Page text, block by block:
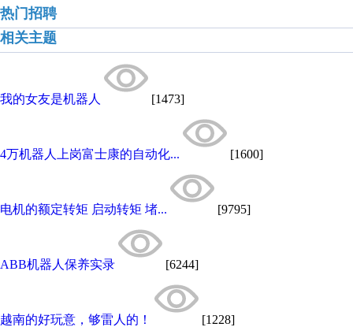
热门招聘
相关主题
我的女友是机器人 [1473]
4万机器人上岗富士康的自动化... [1600]
电机的额定转矩 启动转矩 堵... [9795]
ABB机器人保养实录 [6244]
越南的好玩意，够雷人的！ [1228]